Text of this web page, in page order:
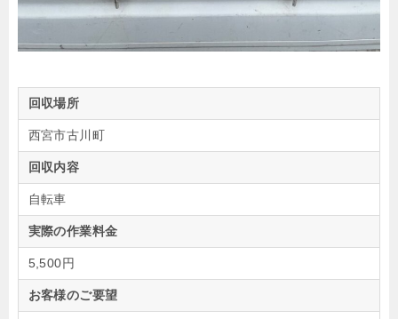
回収場所
西宮市古川町
回収内容
自転車
実際の作業料金
5,500円
お客様のご要望